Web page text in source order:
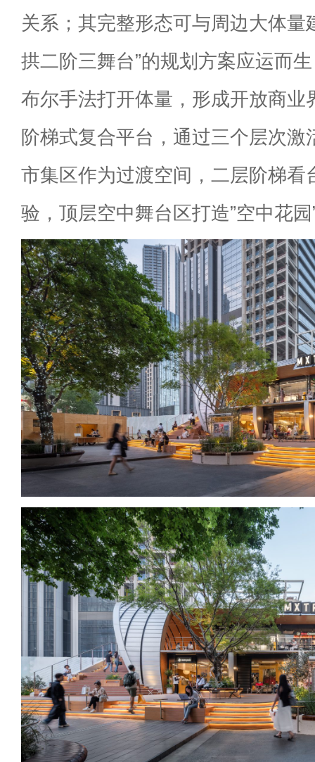
关系；其完整形态可与周边大体量
拱二阶三舞台”的规划方案应运而
布尔手法打开体量，形成开放商业
阶梯式复合平台，通过三个层次
市集区作为过渡空间，二层阶梯看
验，顶层空中舞台区打造”空中花园